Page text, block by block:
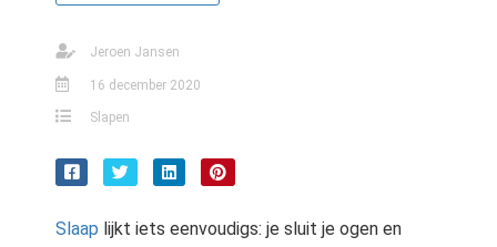
Jeroen Jansen
16 december 2020
Slapen
Slaap lijkt iets eenvoudigs: je sluit je ogen en